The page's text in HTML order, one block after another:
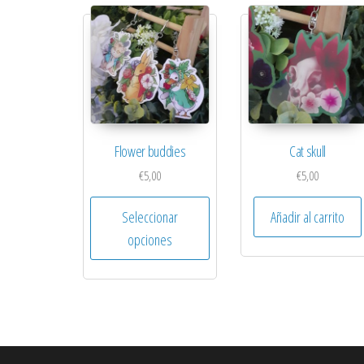
Flower buddies
€5,00
Seleccionar
opciones
Este producto tiene múltiples
Cat skull
€5,00
Añadir al carrito